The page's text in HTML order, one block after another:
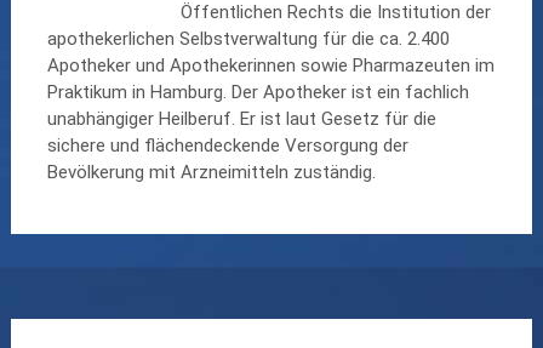
Öffentlichen Rechts die Institution der
apothekerlichen Selbstverwaltung für die ca. 2.400
Apotheker und Apothekerinnen sowie Pharmazeuten im
Praktikum in Hamburg. Der Apotheker ist ein fachlich
unabhängiger Heilberuf. Er ist laut Gesetz für die
sichere und flächendeckende Versorgung der
Bevölkerung mit Arzneimitteln zuständig.